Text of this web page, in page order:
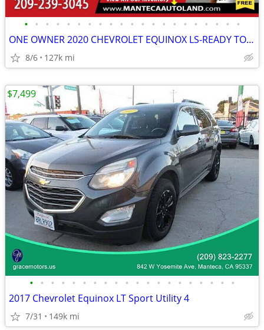
• • • • • • • • • • • • • • • • • • • • •
ONE OWNER 2020 CHEVROLET EQUINOX LS-READY TO DRIVE!
8/6 127k mi
• • • • • • • • • • • • • • • • • • • •
2017 Chevrolet Equinox LT Sport Utility 4
7/31 149k mi
$7,499